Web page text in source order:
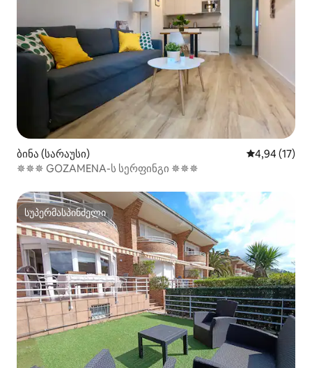
ბინა (სარაუსი) საშუალო
4,94 (17)
✵✵✵ GOZAMENA-ს სერფინგი ✵✵✵
სუპერმასპინძელი
სუპერმასპინძელი